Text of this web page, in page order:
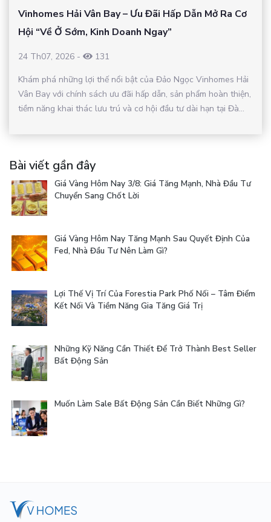
Vinhomes Hải Vân Bay – Ưu Đãi Hấp Dẫn Mở Ra Cơ
Hội “Về Ở Sớm, Kinh Doanh Ngay”
24 Th07, 2026 -
131
Khám phá những lợi thế nổi bật của Đảo Ngọc Vinhomes Hải
Vân Bay với chính sách ưu đãi hấp dẫn, sản phẩm hoàn thiện,
tiềm năng khai thác lưu trú và cơ hội đầu tư dài hạn tại Đà...
Bài viết gần đây
Giá Vàng Hôm Nay 3/8: Giá Tăng Mạnh, Nhà Đầu Tư
Chuyển Sang Chốt Lời
Giá Vàng Hôm Nay Tăng Mạnh Sau Quyết Định Của
Fed, Nhà Đầu Tư Nên Làm Gì?
Lợi Thế Vị Trí Của Forestia Park Phố Nối – Tâm Điểm
Kết Nối Và Tiềm Năng Gia Tăng Giá Trị
Những Kỹ Năng Cần Thiết Để Trở Thành Best Seller
Bất Động Sản
Muốn Làm Sale Bất Động Sản Cần Biết Những Gì?